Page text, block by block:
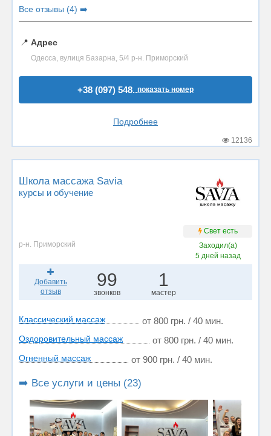
Все отзывы (4) ➡️
📍 Адрес
Одесса, вулиця Базарна, 5/4 р-н. Приморский
+38 (097) 548..показать номер
Подробнее
12136
Школа массажа Savia
курсы и обучение
Свет есть
р-н. Приморский
Заходил(а)
5 дней назад
Добавить
отзыв
99
звонков
1
мастер
Классический массаж от 800 грн. / 40 мин.
Оздоровительный массаж от 800 грн. / 40 мин.
Огненный массаж от 900 грн. / 40 мин.
➡️ Все услуги и цены (23)